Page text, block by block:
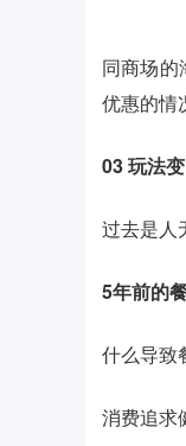
同商场的
优惠的情
03玩法
过去是人
5年前的
什么导致
消费追求